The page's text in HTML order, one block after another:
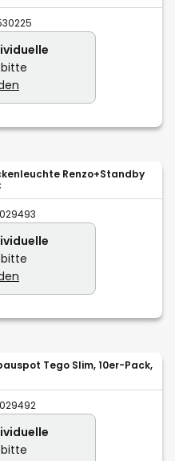
bitte
Renzo+Standby
bitte
Tego Slim, 10er-Pack,
bitte